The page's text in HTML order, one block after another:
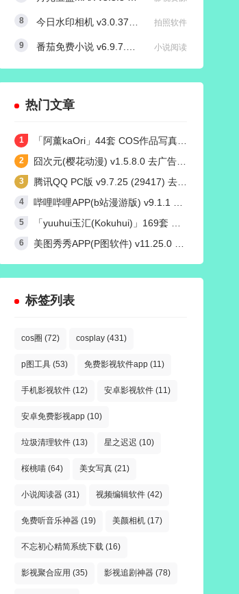
拍照软件
小说阅读
热门文章
「阿薰kaOri」44套 COS作品写真合集[持续更新]，一个独特的Coser魅力
囧次元(樱花动漫) v1.5.8.0 去广告纯净版
腾讯QQ PC版 v9.7.25 (29417) 去广告防撤回绿色精简版
哔哩哔哩APP(b站漫游版) v9.1.1 哔哩漫游去广告解除版权受限
「yuuhui玉汇(Kokuhui)」169套 COS作品写真合集[持续更新],燃尽魅力的Coser之旅
美图秀秀APP(P图软件) v11.25.0 去广告永久VIP解锁版
标签列表
cos圈 (72) cosplay (431)
p图工具 (53) 免费影视软件app (11)
手机影视软件 (12) 安卓影视软件 (11)
安卓免费影视app (10)
垃圾清理软件 (13) 星之迟迟 (10)
桜桃喵 (64) 美女写真 (21)
小说阅读器 (31) 视频编辑软件 (42)
免费听音乐神器 (19) 美颜相机 (17)
不忘初心精简系统下载 (16)
影视聚合应用 (35) 影视追剧神器 (78)